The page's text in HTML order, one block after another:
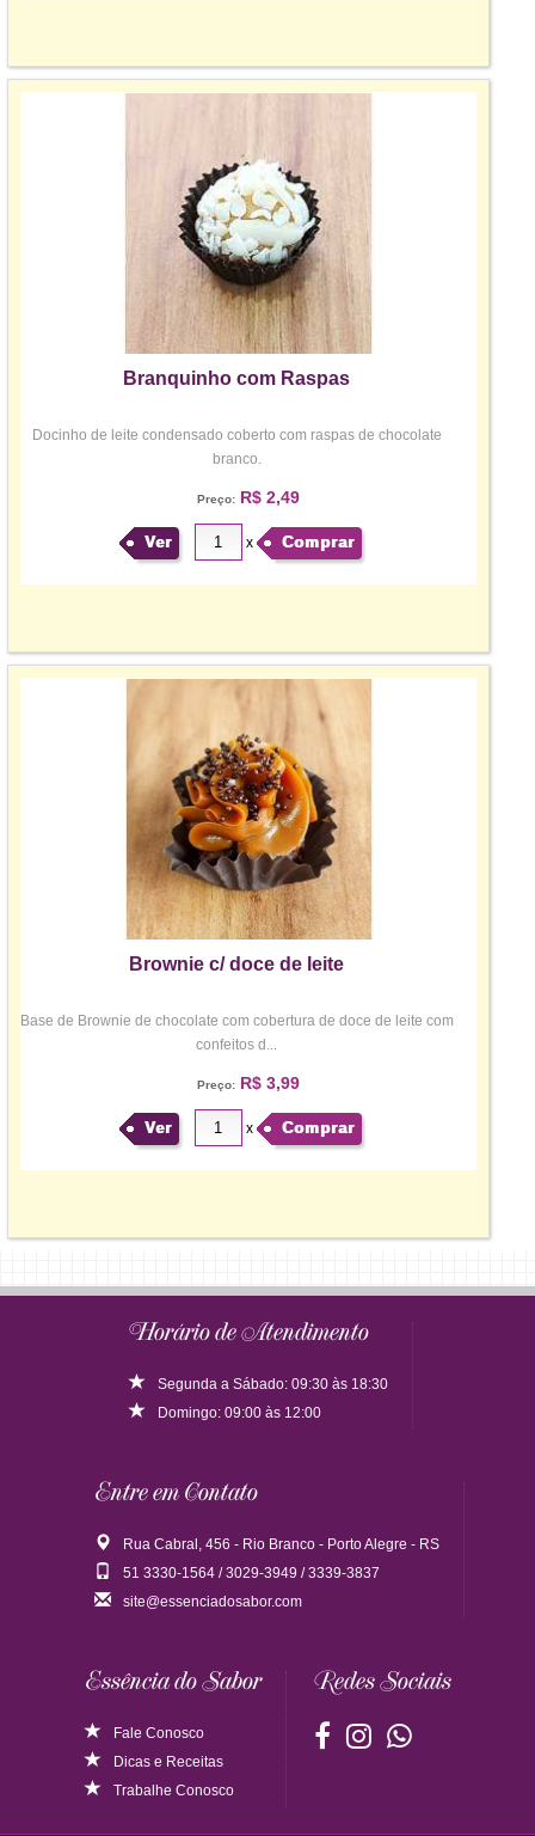
Branquinho com Raspas
Docinho de leite condensado coberto com raspas de chocolate
branco.
Preço:R$ 2,49
Ver x Comprar
Brownie c/ doce de leite
Base de Brownie de chocolate com cobertura de doce de leite com
confeitos d...
Preço:R$ 3,99
Ver x Comprar
Horário de Atendimento
Segunda a Sábado: 09:30 às 18:30
Domingo: 09:00 às 12:00
Entre em Contato
Rua Cabral, 456 - Rio Branco - Porto Alegre - RS
51 3330-1564 / 3029-3949 / 3339-3837
site@essenciadosabor.com
Essência do Sabor
Fale Conosco
Dicase Receitas
Trabalhe Conosco
Redes Sociais